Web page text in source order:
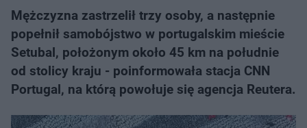
Mężczyzna zastrzelił trzy osoby, a następnie
popełnił samobójstwo w portugalskim mieście
Setubal, położonym około 45 km na południe
od stolicy kraju - poinformowała stacja CNN
Portugal, na którą powołuje się agencja Reutera.